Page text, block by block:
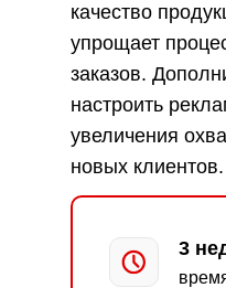
качество
упрощает
заказов.
настроить
увеличения
новых клиентов.
3